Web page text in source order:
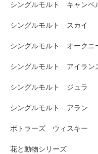
シングルモルト キャンベ
シングルモルト スカイ
シングルモルト オークニ
シングルモルト アイラン
シングルモルト ジュラ
シングルモルト アラン
ボトラーズ ウィスキー
花と動物シリーズ